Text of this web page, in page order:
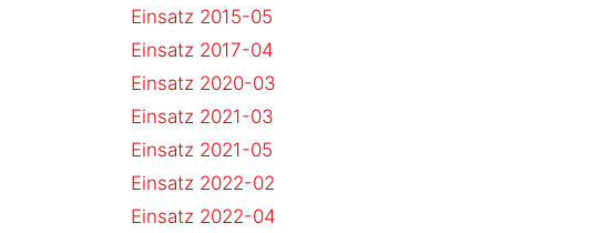
Einsatz 2015-05
Einsatz 2017-04
Einsatz 2020-03
Einsatz 2021-03
Einsatz 2021-05
Einsatz 2022-02
Einsatz 2022-04